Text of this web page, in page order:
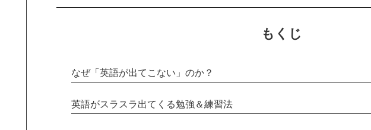
もくじ
なぜ「英語が出てこない」のか？
英語がスラスラ出てくる勉強＆練習法